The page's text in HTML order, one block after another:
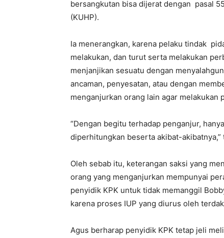
bersangkutan bisa dijerat dengan pasal
(KUHP).
Ia menerangkan, karena pelaku tindak
melakukan, dan turut serta melakukan
menjanjikan sesuatu dengan
ancaman, penyesatan, atau dengan
menganjurkan orang lain agar melakukan
“Dengan begitu terhadap penganjur,
diperhitungkan beserta akibat-akibatnya,”
Oleh sebab itu, keterangan saksi yang
orang yang menganjurkan mempunyai
penyidik KPK untuk tidak memanggil
karena proses IUP yang diurus oleh
Agus berharap penyidik KPK tetap jeli